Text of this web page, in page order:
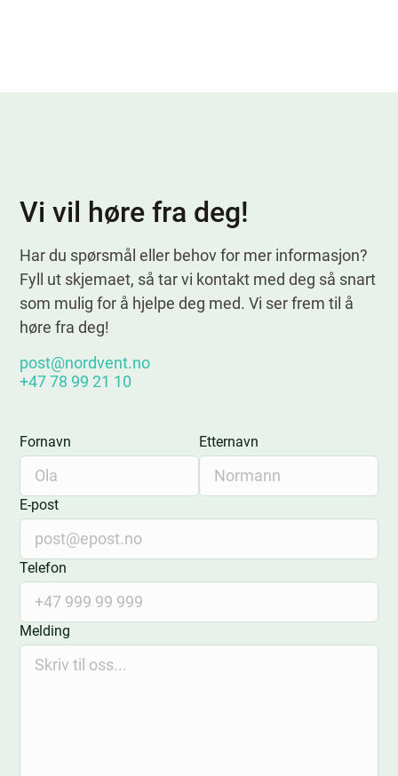
Vi vil høre fra deg!
Har du spørsmål eller behov for mer informasjon?
Fyll ut skjemaet, så tar vi kontakt med deg så snart
som mulig for å hjelpe deg med. Vi ser frem til å
høre fra deg!
post@nordvent.no
+47 78 99 21 10
Fornavn Etternavn
E-post
Telefon
Melding